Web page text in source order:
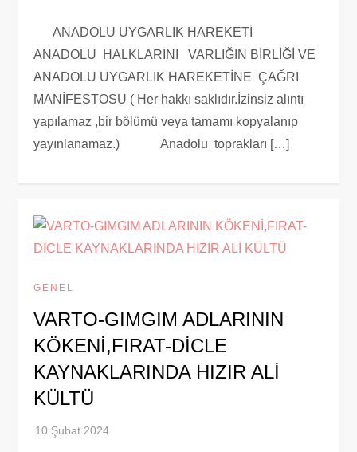
ANADOLU UYGARLIK HAREKETİ
ANADOLU HALKLARINI VARLIĞIN BİRLİĞİ VE
ANADOLU UYGARLIK HAREKETİNE ÇAĞRI
MANİFESTOSU ( Her hakkı saklıdır.İzinsiz alıntı
yapılamaz ,bir bölümü veya tamamı kopyalanıp
yayınlanamaz.) Anadolu toprakları […]
GENEL
VARTO-GIMGIM ADLARININ
KÖKENİ,FIRAT-DİCLE
KAYNAKLARINDA HIZIR ALİ
KÜLTÜ